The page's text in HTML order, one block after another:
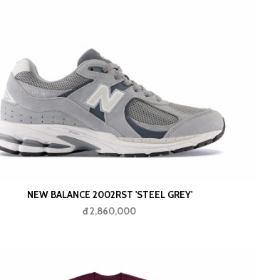
NEW BALANCE 2002RST 'STEEL GREY'
đ 2,860,000